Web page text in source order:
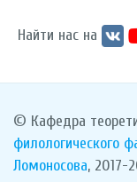
Найти нас на
© Кафедра
филологического
Ломоносова, 2017-